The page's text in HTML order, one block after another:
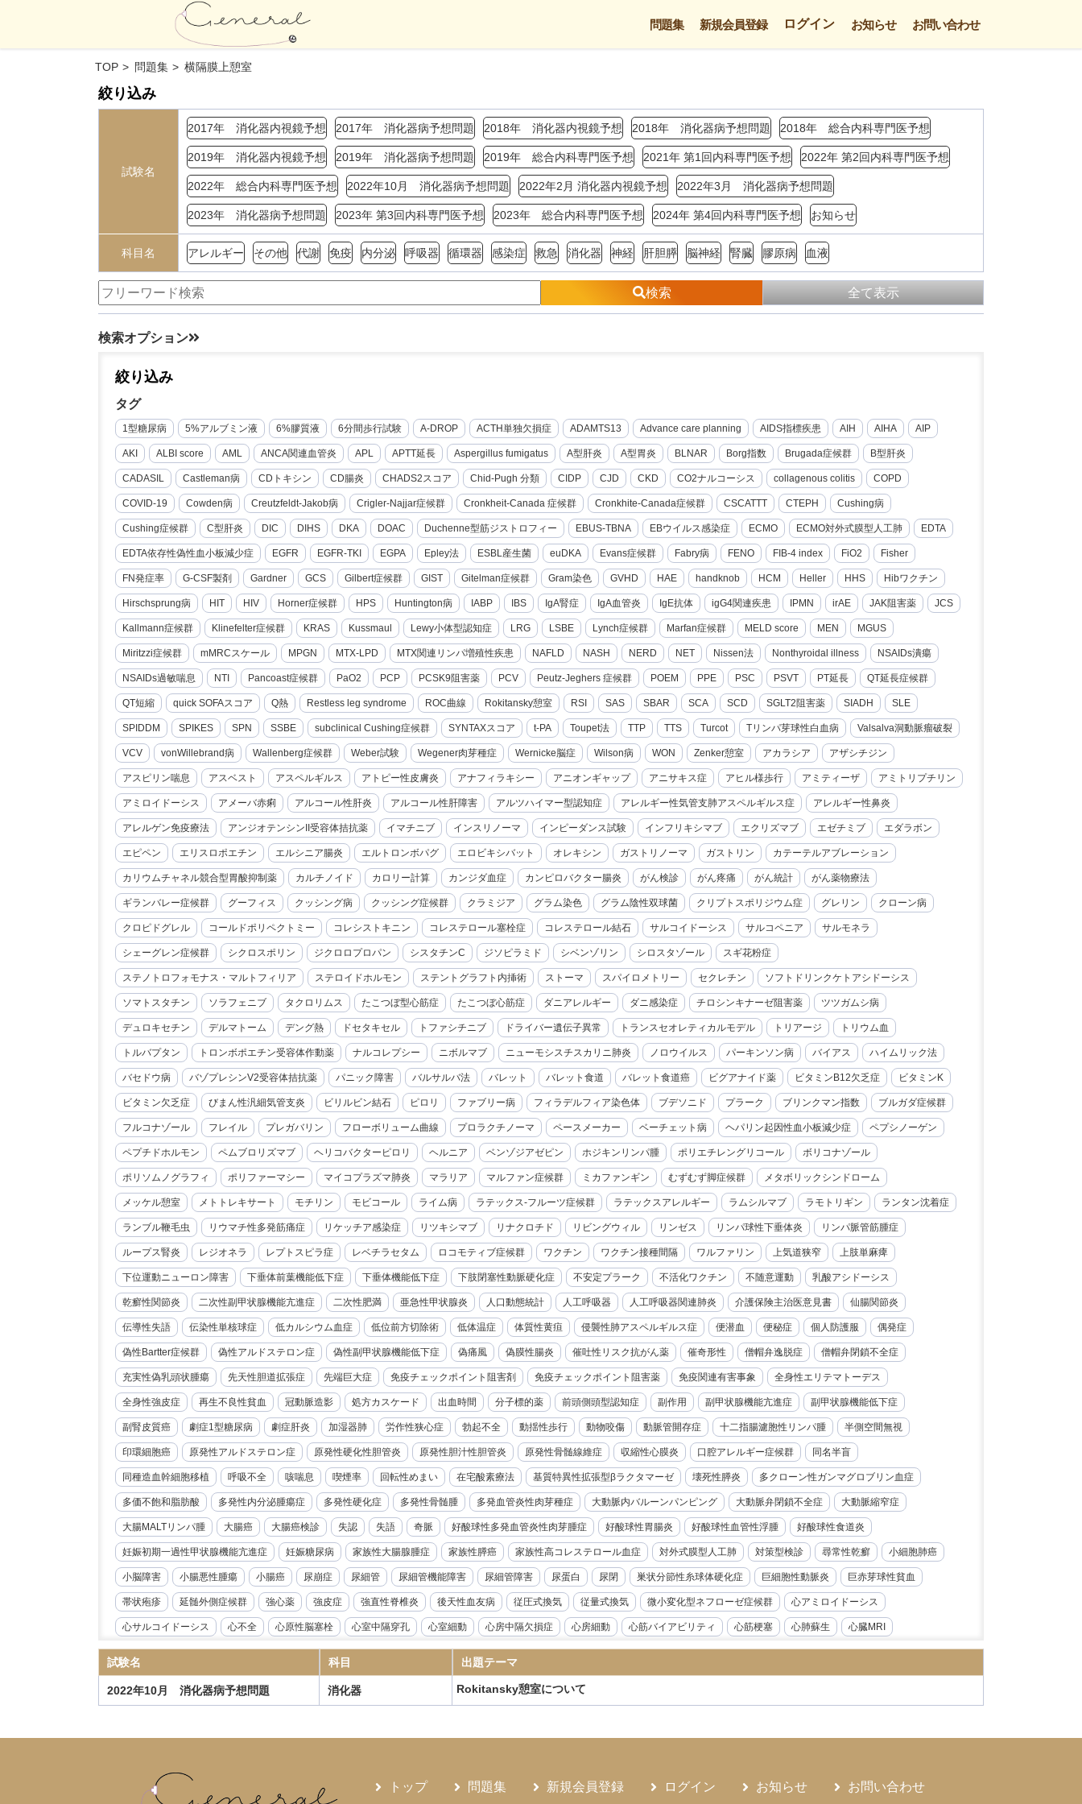
問題集 新規会員登録 ログイン お知らせ お問い合わせ
TOP 問題集 横隔膜上憩室
絞り込み
試験名
2017年 消化器内視鏡予想 2017年 消化器病予想問題 2018年 消化器内視鏡予想 2018年 消化器病予想問題 2018年 総合内科専門医予想
2019年 消化器内視鏡予想 2019年 消化器病予想問題 2019年 総合内科専門医予想 2021年 第1回内科専門医予想 2022年 第2回内科専門医予想
2022年 総合内科専門医予想 2022年10月 消化器病予想問題 2022年2月 消化器内視鏡予想 2022年3月 消化器病予想問題
2023年 消化器病予想問題 2023年 第3回内科専門医予想 2023年 総合内科専門医予想 2024年 第4回内科専門医予想 お知らせ
科目名 アレルギー その他 代謝 免疫 内分泌 呼吸器 循環器 感染症 救急 消化器 神経 肝胆膵 脳神経 腎臓 膠原病 血液
検索 全て表示
検索オプション
絞り込み
タグ
1型糖尿病 5%アルブミン液 6%膠質液 6分間歩行試験 A-DROP ACTH単独欠損症 ADAMTS13 Advance care planning AIDS指標疾患 AIH AIHA AIP
AKI ALBI score AML ANCA関連血管炎 APL APTT延長 Aspergillus fumigatus A型肝炎 A型胃炎 BLNAR Borg指数 Brugada症候群 B型肝炎
CADASIL Castleman病 CDトキシン CD腸炎 CHADS2スコア Chid-Pugh 分類 CIDP CJD CKD CO2ナルコーシス collagenous colitis COPD
COVID-19 Cowden病 Creutzfeldt-Jakob病 Crigler-Najjar症候群 Cronkheit-Canada 症候群 Cronkhite-Canada症候群 CSCATTT CTEPH Cushing病
Cushing症候群 C型肝炎 DIC DIHS DKA DOAC Duchenne型筋ジストロフィー EBUS-TBNA EBウイルス感染症 ECMO ECMO対外式膜型人工肺 EDTA
EDTA依存性偽性血小板減少症 EGFR EGFR-TKI EGPA Epley法 ESBL産生菌 euDKA Evans症候群 Fabry病 FENO FIB-4 index FiO2 Fisher
FN発症率 G-CSF製剤 Gardner GCS Gilbert症候群 GIST Gitelman症候群 Gram染色 GVHD HAE handknob HCM Heller HHS Hibワクチン
Hirschsprung病 HIT HIV Horner症候群 HPS Huntington病 IABP IBS IgA腎症 IgA血管炎 IgE抗体 igG4関連疾患 IPMN irAE JAK阻害薬 JCS
Kallmann症候群 Klinefelter症候群 KRAS Kussmaul Lewy小体型認知症 LRG LSBE Lynch症候群 Marfan症候群 MELD score MEN MGUS
Miritzzi症候群 mMRCスケール MPGN MTX-LPD MTX関連リンパ増殖性疾患 NAFLD NASH NERD NET Nissen法 Nonthyroidal illness NSAIDs潰瘍
NSAIDs過敏喘息 NTI Pancoast症候群 PaO2 PCP PCSK9阻害薬 PCV Peutz-Jeghers 症候群 POEM PPE PSC PSVT PT延長 QT延長症候群
QT短縮 quick SOFAスコア Q熱 Restless leg syndrome ROC曲線 Rokitansky憩室 RSI SAS SBAR SCA SCD SGLT2阻害薬 SIADH SLE
SPIDDM SPIKES SPN SSBE subclinical Cushing症候群 SYNTAXスコア t-PA Toupet法 TTP TTS Turcot Tリンパ芽球性白血病 Valsalva洞動脈瘤破裂
VCV vonWillebrand病 Wallenberg症候群 Weber試験 Wegener肉芽種症 Wernicke脳症 Wilson病 WON Zenker憩室 アカラシア アザシチジン
アスピリン喘息 アスベスト アスペルギルス アトピー性皮膚炎 アナフィラキシー アニオンギャップ アニサキス症 アヒル様歩行 アミティーザ アミトリプチリン
アミロイドーシス アメーバ赤痢 アルコール性肝炎 アルコール性肝障害 アルツハイマー型認知症 アレルギー性気管支肺アスペルギルス症 アレルギー性鼻炎
アレルゲン免疫療法 アンジオテンシンII受容体拮抗薬 イマチニブ インスリノーマ インピーダンス試験 インフリキシマブ エクリズマブ エゼチミブ エダラボン
エピペン エリスロポエチン エルシニア腸炎 エルトロンボパグ エロビキシバット オレキシン ガストリノーマ ガストリン カテーテルアブレーション
カリウムチャネル競合型胃酸抑制薬 カルチノイド カロリー計算 カンジダ血症 カンピロバクター腸炎 がん検診 がん疼痛 がん統計 がん薬物療法
ギランバレー症候群 グーフィス クッシング病 クッシング症候群 クラミジア グラム染色 グラム陰性双球菌 クリプトスポリジウム症 グレリン クローン病
クロピドグレル コールドポリペクトミー コレシストキニン コレステロール塞栓症 コレステロール結石 サルコイドーシス サルコペニア サルモネラ
シェーグレン症候群 シクロスポリン ジクロロプロパン シスタチンC ジソピラミド シベンゾリン シロスタゾール スギ花粉症
ステノトロフォモナス・マルトフィリア ステロイドホルモン ステントグラフト内挿術 ストーマ スパイロメトリー セクレチン ソフトドリンクケトアシドーシス
ソマトスタチン ソラフェニブ タクロリムス たこつぼ型心筋症 たこつぼ心筋症 ダニアレルギー ダニ感染症 チロシンキナーゼ阻害薬 ツツガムシ病
デュロキセチン デルマトーム デング熱 ドセタキセル トファシチニブ ドライバー遺伝子異常 トランスセオレティカルモデル トリアージ トリウム血
トルバプタン トロンボポエチン受容体作動薬 ナルコレプシー ニボルマブ ニューモシスチスカリニ肺炎 ノロウイルス パーキンソン病 バイアス ハイムリック法
バセドウ病 バゾプレシンV2受容体拮抗薬 パニック障害 バルサルバ法 バレット バレット食道 バレット食道癌 ビグアナイド薬 ビタミンB12欠乏症 ビタミンK
ビタミン欠乏症 びまん性汎細気管支炎 ビリルビン結石 ピロリ ファブリー病 フィラデルフィア染色体 ブデソニド プラーク ブリンクマン指数 ブルガダ症候群
フルコナゾール フレイル プレガバリン フローボリューム曲線 プロラクチノーマ ペースメーカー ベーチェット病 ヘパリン起因性血小板減少症 ペプシノーゲン
ペプチドホルモン ペムブロリズマブ ヘリコバクターピロリ ヘルニア ベンゾジアゼピン ホジキンリンパ腫 ポリエチレングリコール ボリコナゾール
ポリソムノグラフィ ポリファーマシー マイコプラズマ肺炎 マラリア マルファン症候群 ミカファンギン むずむず脚症候群 メタボリックシンドローム
メッケル憩室 メトトレキサート モチリン モビコール ライム病 ラテックス-フルーツ症候群 ラテックスアレルギー ラムシルマブ ラモトリギン ランタン沈着症
ランブル鞭毛虫 リウマチ性多発筋痛症 リケッチア感染症 リツキシマブ リナクロチド リビングウィル リンゼス リンパ球性下垂体炎 リンパ脈管筋腫症
ループス腎炎 レジオネラ レプトスピラ症 レベチラセタム ロコモティブ症候群 ワクチン ワクチン接種間隔 ワルファリン 上気道狭窄 上肢単麻痺
下位運動ニューロン障害 下垂体前葉機能低下症 下垂体機能低下症 下肢閉塞性動脈硬化症 不安定プラーク 不活化ワクチン 不随意運動 乳酸アシドーシス
乾癬性関節炎 二次性副甲状腺機能亢進症 二次性肥満 亜急性甲状腺炎 人口動態統計 人工呼吸器 人工呼吸器関連肺炎 介護保険主治医意見書 仙腸関節炎
伝導性失語 伝染性単核球症 低カルシウム血症 低位前方切除術 低体温症 体質性黄疸 侵襲性肺アスペルギルス症 便潜血 便秘症 個人防護服 偶発症
偽性Bartter症候群 偽性アルドステロン症 偽性副甲状腺機能低下症 偽痛風 偽膜性腸炎 催吐性リスク抗がん薬 催奇形性 僧帽弁逸脱症 僧帽弁閉鎖不全症
充実性偽乳頭状腫瘍 先天性胆道拡張症 先端巨大症 免疫チェックポイント阻害剤 免疫チェックポイント阻害薬 免疫関連有害事象 全身性エリテマトーデス
全身性強皮症 再生不良性貧血 冠動脈造影 処方カスケード 出血時間 分子標的薬 前頭側頭型認知症 副作用 副甲状腺機能亢進症 副甲状腺機能低下症
副腎皮質癌 劇症1型糖尿病 劇症肝炎 加湿器肺 労作性狭心症 勃起不全 動揺性歩行 動物咬傷 動脈管開存症 十二指腸濾胞性リンパ腫 半側空間無視
印環細胞癌 原発性アルドステロン症 原発性硬化性胆管炎 原発性胆汁性胆管炎 原発性骨髄線維症 収縮性心膜炎 口腔アレルギー症候群​​ 同名半盲
同種造血幹細胞移植 呼吸不全 咳喘息 喫煙率 回転性めまい 在宅酸素療法 基質特異性拡張型βラクタマーゼ 壊死性膵炎 多クローン性ガンマグロブリン血症
多価不飽和脂肪酸 多発性内分泌腫瘍症 多発性硬化症 多発性骨髄腫 多発血管炎性肉芽種症 大動脈内バルーンパンピング 大動脈弁閉鎖不全症 大動脈縮窄症
大腸MALTリンパ腫 大腸癌 大腸癌検診 失認 失語 奇脈 好酸球性多発血管炎性肉芽腫症 好酸球性胃腸炎 好酸球性血管性浮腫 好酸球性食道炎
妊娠初期一過性甲状腺機能亢進症 妊娠糖尿病 家族性大腸腺腫症 家族性膵癌 家族性高コレステロール血症 対外式膜型人工肺 対策型検診 尋常性乾癬 小細胞肺癌
小脳障害 小腸悪性腫瘍 小腸癌 尿崩症 尿細管 尿細管機能障害 尿細管障害 尿蛋白 尿閉 巣状分節性糸球体硬化症 巨細胞性動脈炎 巨赤芽球性貧血
帯状疱疹 延髄外側症候群 強心薬 強皮症 強直性脊椎炎 後天性血友病 従圧式換気 従量式換気 微小変化型ネフローゼ症候群 心アミロイドーシス
心サルコイドーシス 心不全 心原性脳塞栓 心室中隔穿孔 心室細動 心房中隔欠損症 心房細動 心筋バイアビリティ 心筋梗塞 心肺蘇生 心臓MRI
心臓リハビリテーション 心臓冠動脈CT 心臓超音波検査 急性リンパ性白血病 急性上腸管脈動脈閉塞症 急性前立腺炎 急性前骨髄性白血病 急性大動脈解離
急性好酸球性肺炎 急性心筋炎 急性心膜炎 急性溶血性輸血副作用 急性肝不全 急性胆嚢炎 急性胆管炎 急性腎盂腎炎 急性腎障害 急性膵炎 急性虫垂炎
抗IL-6受容体抗体
指定難病 播種性帯状疱疹 播種性血管内凝固症候群
試験名 科目 出題テーマ
2022年10月 消化器病予想問題 消化器 Rokitansky憩室について
トップ 問題集 新規会員登録 ログイン お知らせ お問い合わせ